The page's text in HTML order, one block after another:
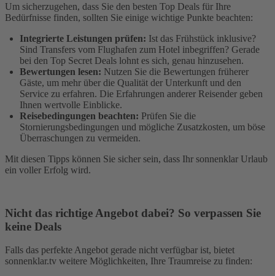
Um sicherzugehen, dass Sie den besten Top Deals für Ihre
Bedürfnisse finden, sollten Sie einige wichtige Punkte beachten:
Integrierte Leistungen prüfen: Ist das Frühstück inklusive?
Sind Transfers vom Flughafen zum Hotel inbegriffen? Gerade
bei den Top Secret Deals lohnt es sich, genau hinzusehen.
Bewertungen lesen: Nutzen Sie die Bewertungen früherer
Gäste, um mehr über die Qualität der Unterkunft und den
Service zu erfahren. Die Erfahrungen anderer Reisender geben
Ihnen wertvolle Einblicke.
Reisebedingungen beachten: Prüfen Sie die
Stornierungsbedingungen und mögliche Zusatzkosten, um böse
Überraschungen zu vermeiden.
Mit diesen Tipps können Sie sicher sein, dass Ihr sonnenklar Urlaub
ein voller Erfolg wird.
Nicht das richtige Angebot dabei? So verpassen Sie
keine Deals
Falls das perfekte Angebot gerade nicht verfügbar ist, bietet
sonnenklar.tv weitere Möglichkeiten, Ihre Traumreise zu finden: